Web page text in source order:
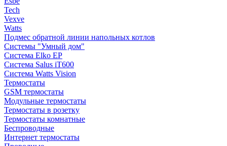
Tech
Vexve
Watts
Подмес обратной линии напольных котлов
Системы "Умный дом"
Система Elko EP
Система Salus iT600
Система Watts Vision
Термостаты
GSM термостаты
Модульные термостаты
Термостаты в розетку
Термостаты комнатные
Беспроводные
Интернет термостаты